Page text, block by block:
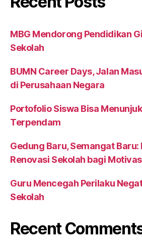
MBG Mendorong Pendidikan
Sekolah
BUMN Career Days, Jalan
di Perusahaan Negara
Portofolio Siswa Bisa
Terpendam
Gedung Baru, Semangat Baru:
Renovasi Sekolah bagi
Guru Mencegah Perilaku
Sekolah
Recent